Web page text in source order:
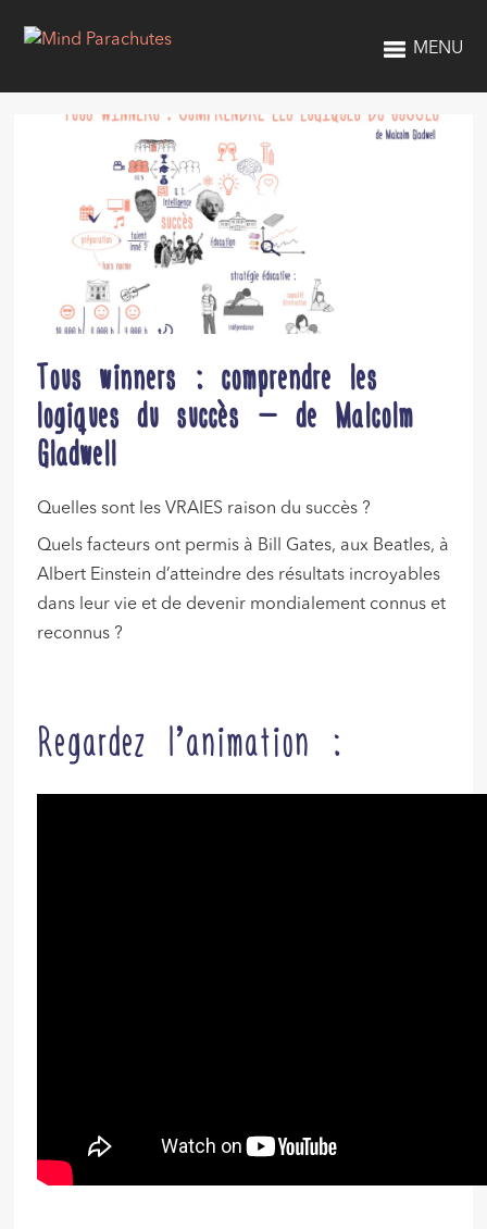
MENU
Tous winners : comprendre les
logiques du succès – de Malcolm
Gladwell
Quelles sont les VRAIES raison du succès ?
Quels facteurs ont permis à Bill Gates, aux Beatles, à
Albert Einstein d’atteindre des résultats incroyables
dans leur vie et de devenir mondialement connus et
reconnus ?
Regardez l’animation :